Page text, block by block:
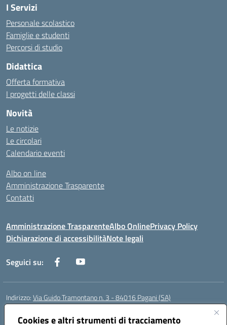
Cookies e altri strumenti di tracciamento
I Servizi
Personale scolastico
Famiglie e studenti
Percorsi di studio
Didattica
Offerta formativa
I progetti delle classi
Novità
Le notizie
Le circolari
Calendario eventi
Albo on line
Amministrazione Trasparente
Contatti
Amministrazione TrasparenteAlbo OnlinePrivacy Policy
Dichiarazione di accessibilitàNote legali
Seguici su:
Indirizzo:Via Guido Tramontano n. 3 - 84016 Pagani (SA)
Centralino:
Posta elettronica certificata (PEC):saps08000t@pec.istruzione.it